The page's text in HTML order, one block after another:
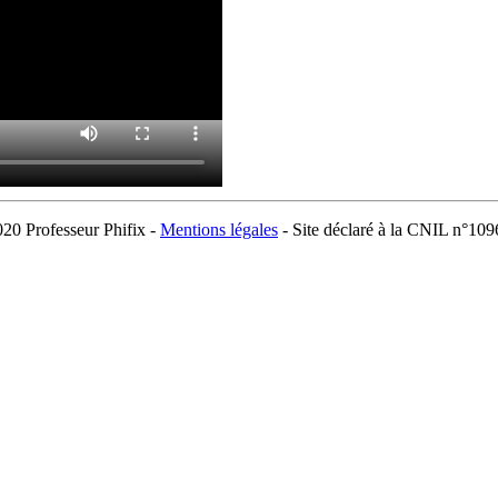
Professeur Phifix - Mentions légales - Site déclaré à la CNIL